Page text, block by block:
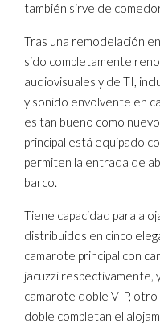
también sirve de
Tras una remodelación
sido completamente
audiovisuales y de TI,
y sonido envolvente en
es tan bueno como
principal está equipado
permiten la entrada de
barco.
Tiene capacidad para
distribuidos en cinco
camarote principal con
jacuzzi respectivamente,
camarote doble VIP,
doble completan el